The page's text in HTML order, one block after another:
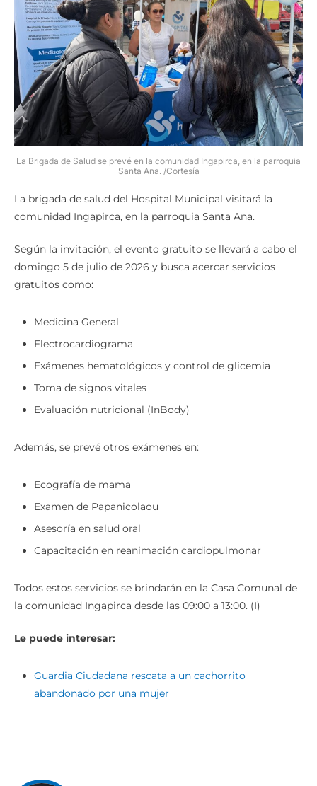
La Brigada de Salud se prevé en la comunidad Ingapirca, en la parroquia
Santa Ana. /Cortesía
La brigada de salud del Hospital Municipal visitará la
comunidad Ingapirca, en la parroquia Santa Ana.
Según la invitación, el evento gratuito se llevará a cabo el
domingo 5 de julio de 2026 y busca acercar servicios
gratuitos como:
Medicina General
Electrocardiograma
Exámenes hematológicos y control de glicemia
Toma de signos vitales
Evaluación nutricional (InBody)
Además, se prevé otros exámenes en:
Ecografía de mama
Examen de Papanicolaou
Asesoría en salud oral
Capacitación en reanimación cardiopulmonar
Todos estos servicios se brindarán en la Casa Comunal de
la comunidad Ingapirca desde las 09:00 a 13:00. (I)
Le puede interesar:
Guardia Ciudadana rescata a un cachorrito
abandonado por una mujer